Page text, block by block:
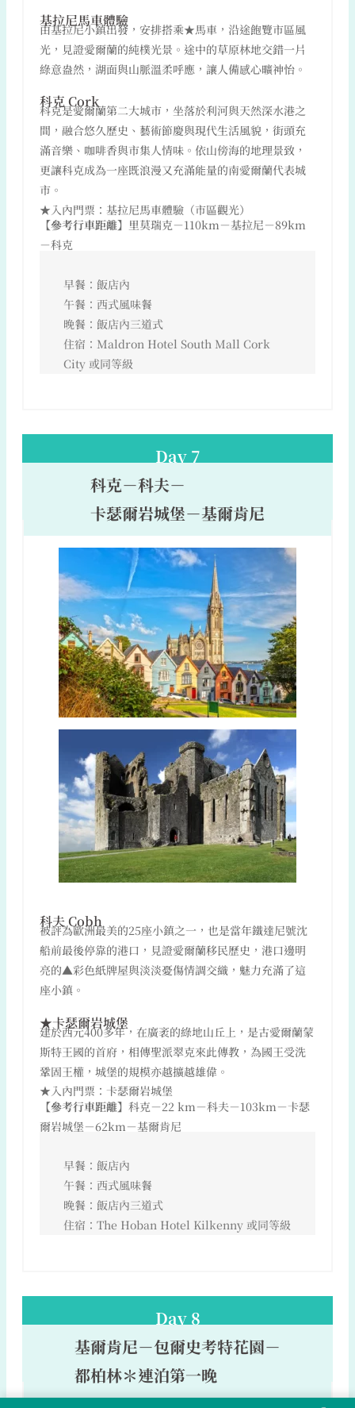
基拉尼馬車體驗
由基拉尼小鎮出發，安排搭乘★馬車，沿途飽覽市區風
光，見證愛爾蘭的純樸光景。途中的草原林地交錯一片
綠意盎然，湖面與山脈溫柔呼應，讓人備感心曠神怡。
科克 Cork
科克是愛爾蘭第二大城市，坐落於利河與天然深水港之
間，融合悠久歷史、藝術節慶與現代生活風貌，街頭充
滿音樂、咖啡香與市集人情味。依山傍海的地理景致，
更讓科克成為一座既浪漫又充滿能量的南愛爾蘭代表城
市。
★入內門票：基拉尼馬車體驗（市區觀光）
【參考行車距離】 里莫瑞克－110km－基拉尼－89km
－科克
早餐：飯店內
午餐：西式風味餐
晚餐：飯店內三道式
住宿：Maldron Hotel South Mall Cork
City 或同等級
Day 7
科克－科夫－
卡瑟爾岩城堡－基爾肯尼
科夫 Cobh
被評為歐洲最美的25座小鎮之一，也是當年鐵達尼號沈
船前最後停靠的港口，見證愛爾蘭移民歷史，港口邊明
亮的▲彩色紙牌屋與淡淡憂傷情調交織，魅力充滿了這
座小鎮。
★卡瑟爾岩城堡
建於西元400多年，在廣袤的綠地山丘上，是古愛爾蘭蒙
斯特王國的首府，相傳聖派翠克來此傳教，為國王受洗
鞏固王權，城堡的規模亦越擴越雄偉。
★入內門票：卡瑟爾岩城堡
【參考行車距離】 科克－22 km－科夫－103km－卡瑟
爾岩城堡－62km－基爾肯尼
早餐：飯店內
午餐：西式風味餐
晚餐：飯店內三道式
住宿：The Hoban Hotel Kilkenny 或同等級
Day 8
基爾肯尼－包爾史考特花園－
都柏林＊連泊第一晚